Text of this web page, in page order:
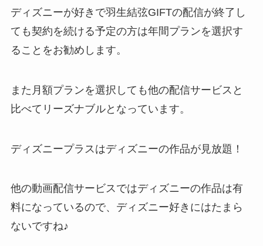
ディズニーが好きで羽生結弦GIFTの配信が終了し
ても契約を続ける予定の方は年間プランを選択す
ることをお勧めします。
また月額プランを選択しても他の配信サービスと
比べてリーズナブルとなっています。
ディズニープラスはディズニーの作品が見放題！
他の動画配信サービスではディズニーの作品は有
料になっているので、ディズニー好きにはたまら
ないですね♪